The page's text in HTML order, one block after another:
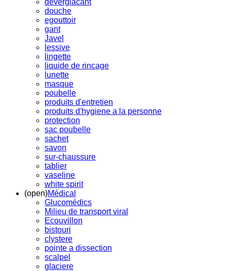
douche
egouttoir
gant
Javel
lessive
lingette
liquide de rincage
lunette
masque
poubelle
produits d'entretien
produits d'hygiene a la personne
protection
sac poubelle
sachet
savon
sur-chaussure
tablier
vaseline
white spirit
(open)Médical
Glucomédics
Milieu de transport viral
Ecouvillon
bistouri
clystere
pointe a dissection
scalpel
glaciere